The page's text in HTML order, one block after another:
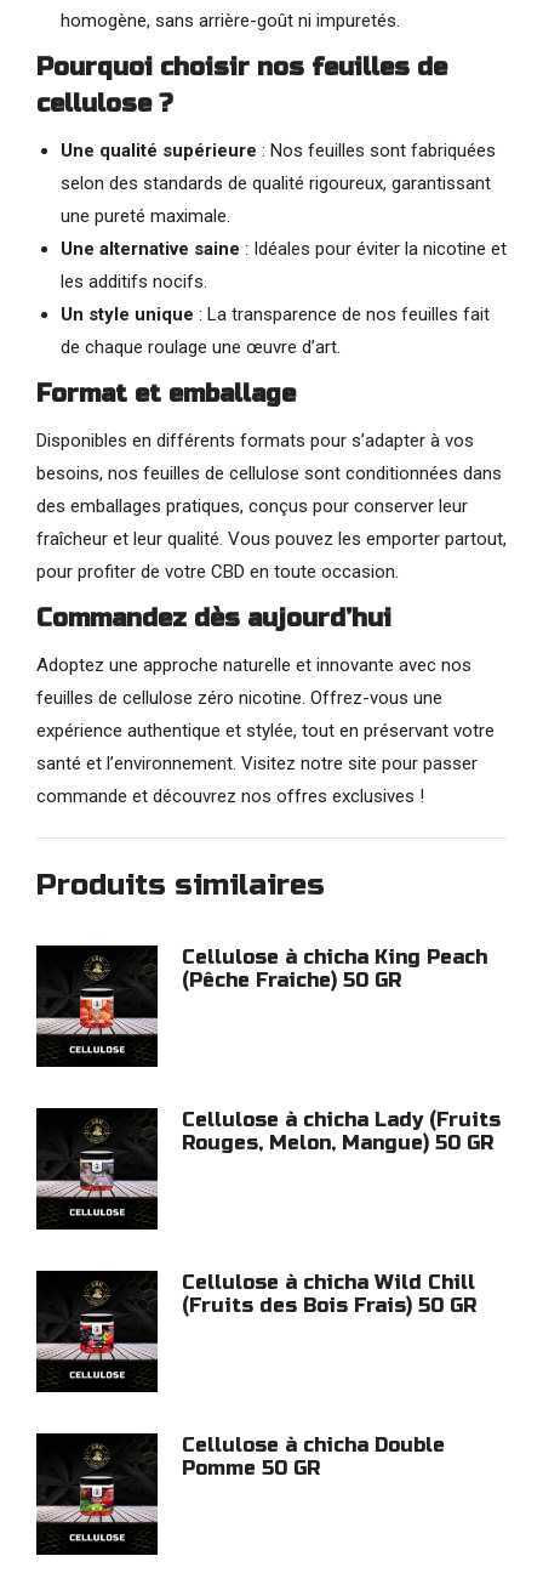
homogène, sans arrière-goût ni impuretés.
Pourquoi choisir nos feuilles de
cellulose ?
Une qualité supérieure : Nos feuilles sont fabriquées
selon des standards de qualité rigoureux, garantissant
une pureté maximale.
Une alternative saine : Idéales pour éviter la nicotine et
les additifs nocifs.
Un style unique : La transparence de nos feuilles fait
de chaque roulage une œuvre d’art.
Format et emballage
Disponibles en différents formats pour s’adapter à vos
besoins, nos feuilles de cellulose sont conditionnées dans
des emballages pratiques, conçus pour conserver leur
fraîcheur et leur qualité. Vous pouvez les emporter partout,
pour profiter de votre CBD en toute occasion.
Commandez dès aujourd’hui
Adoptez une approche naturelle et innovante avec nos
feuilles de cellulose zéro nicotine. Offrez-vous une
expérience authentique et stylée, tout en préservant votre
santé et l’environnement. Visitez notre site pour passer
commande et découvrez nos offres exclusives !
Produits similaires
Cellulose à chicha King Peach
(Pêche Fraiche) 50 GR
Cellulose à chicha Lady (Fruits
Rouges, Melon, Mangue) 50 GR
Cellulose à chicha Wild Chill
(Fruits des Bois Frais) 50 GR
Cellulose à chicha Double
Pomme 50 GR